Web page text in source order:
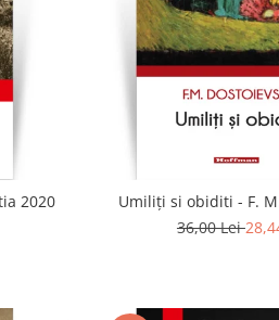
2020
Umiliți si obiditi - F.
36,00 Lei